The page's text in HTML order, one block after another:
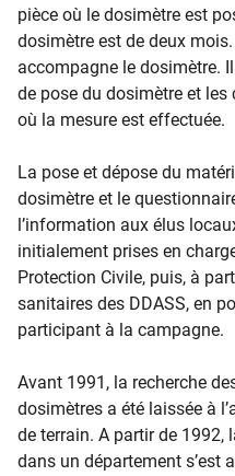
pièce où le dosimètre est
dosimètre est de deux
accompagne le dosimètre.
de pose du dosimètre et
où la mesure est effectuée.
La pose et dépose du
dosimètre et le
l’information aux élus
initialement prises en
Protection Civile, puis, à
sanitaires des DDASS, en
participant à la campagne.
Avant 1991, la recherche
dosimètres a été laissée à
de terrain. A partir de
dans un département s’est